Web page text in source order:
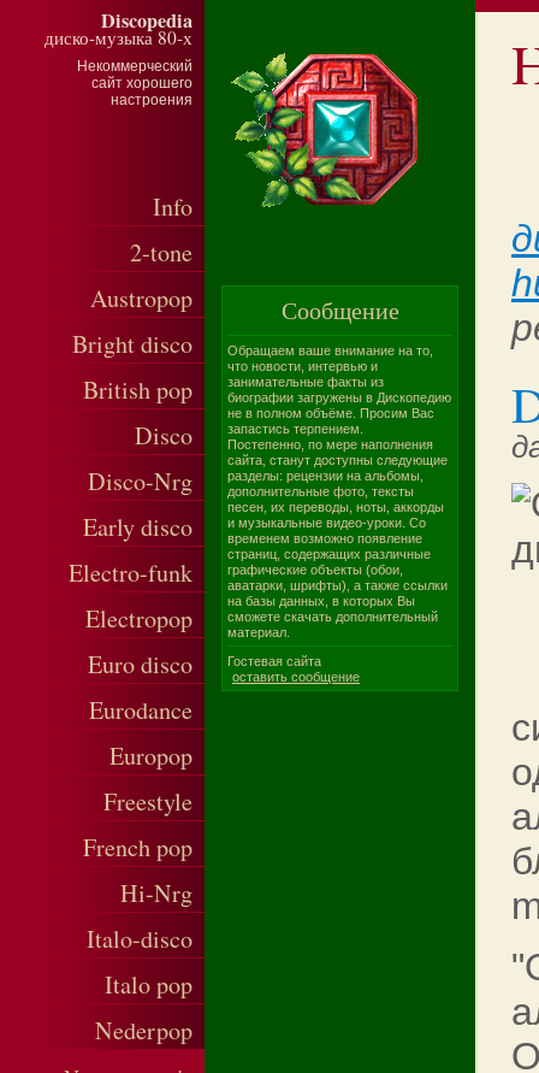
Discopedia
диско-музыка 80-х
Некоммерческий
сайт хорошего
настроения
Info
2-tone
Austropop
Bright disco
British pop
Disco
Disco-Nrg
Early disco
Electro-funk
Electropop
Euro disco
Eurodance
Europop
Freestyle
French pop
Hi-Nrg
Italo-disco
Italo pop
Nederpop
Сообщение
Обращаем ваше внимание на то,
что новости, интервью и
занимательные факты из
биографии загружены в Дископедию
не в полном объёме. Просим Вас
запастись терпением.
Постепенно, по мере наполнения
сайта, станут доступны следующие
разделы: рецензии на альбомы,
дополнительные фото, тексты
песен, их переводы, ноты, аккорды
и музыкальные видео-уроки. Со
временем возможно появление
страниц, содержащих различные
графические объекты (обои,
аватарки, шрифты), а также ссылки
на базы данных, в которых Вы
сможете скачать дополнительный
материал.
Гостевая сайта
оставить сообщение